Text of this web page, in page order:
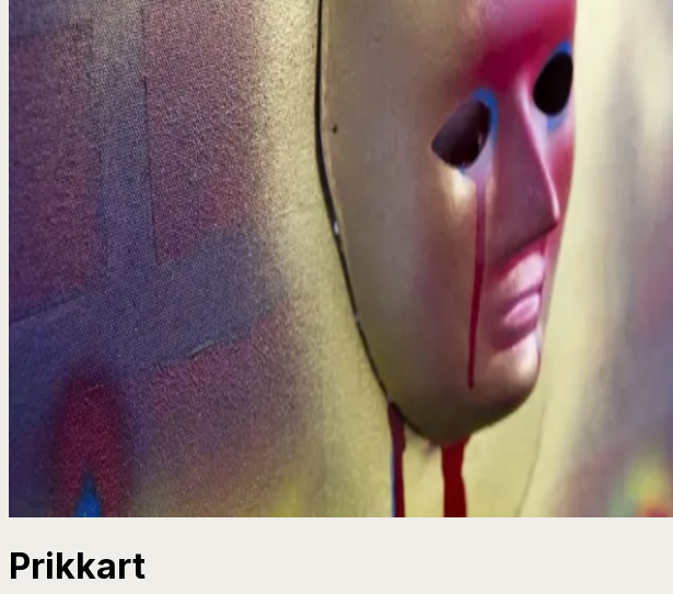
Prikkart